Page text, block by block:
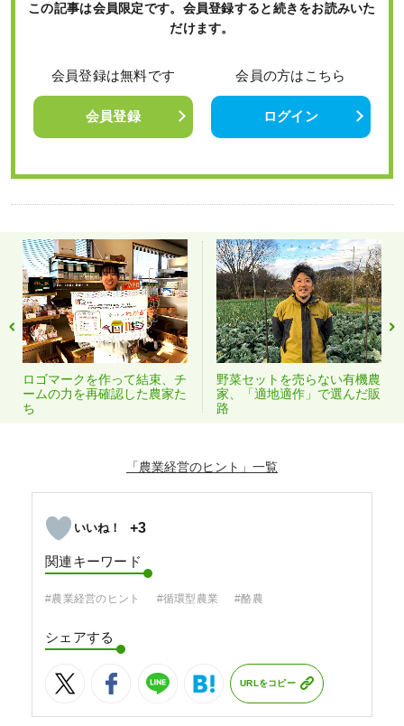
この記事は会員限定です。会員登録すると続きをお読みいた
だけます。
会員登録は無料です
会員登録
会員の方はこちら
ログイン
ロゴマークを作って結束、チ
ームの力を再確認した農家た
ち
野菜セットを売らない有機農
家、「適地適作」で選んだ販
路
「農業経営のヒント」
+3
関連キーワード
#農業経営のヒント #循環型農業 #酪農
シェアする
URLをコピー